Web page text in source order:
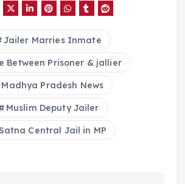
Jailer Marries Inmate
Between Prisoner & jallier
Madhya Pradesh News
Muslim Deputy Jailer
Central Jail in MP